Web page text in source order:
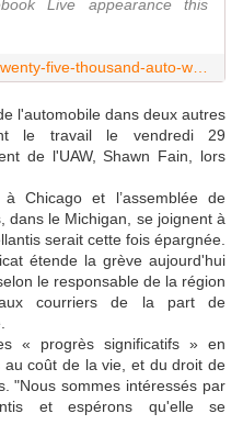
Live appearance this
l'automobile dans deux autres
le travail le vendredi 29
de l'UAW, Shawn Fain, lors
à Chicago et l’assemblée de
dans le Michigan, se joignent à
serait cette fois épargnée.
étende la grève aujourd'hui
le responsable de la région
courriers de la part de
« progrès significatifs » en
au coût de la vie, et du droit de
"Nous sommes intéressés par
et espérons qu'elle se